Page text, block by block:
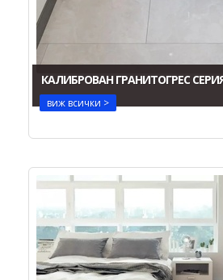
КАЛИБРОВАН ГРАНИТОГРЕС СЕРИЯ
виж всички >